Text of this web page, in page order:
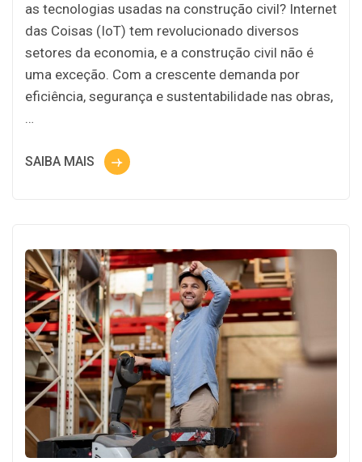
as tecnologias usadas na construção civil? Internet
das Coisas (IoT) tem revolucionado diversos
setores da economia, e a construção civil não é
uma exceção. Com a crescente demanda por
eficiência, segurança e sustentabilidade nas obras,
…
SAIBA MAIS